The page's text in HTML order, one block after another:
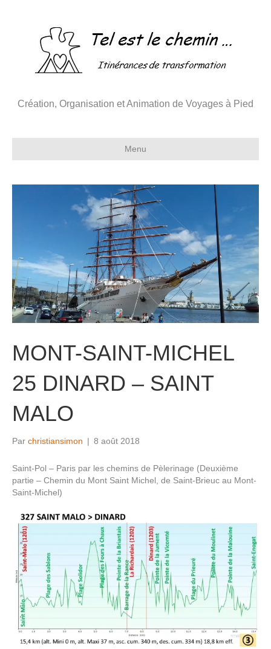
Création, Organisation et Animation de Voyages à Pied
Menu
MONT-SAINT-MICHEL
25 DINARD – SAINT
MALO
Par christiansimon | 8 août 2018
Saint-Pol – Paris par les chemins de Pèlerinage (Deuxième
partie – Chemin du Mont Saint Michel, de Saint-Brieuc au Mont-
Saint-Michel)